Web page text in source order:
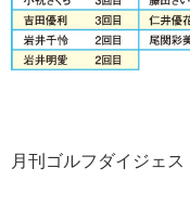
月刊ゴルフダイジェ